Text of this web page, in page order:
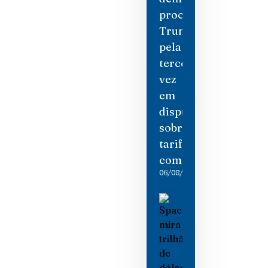
processam
Trump
pela
terceira
vez
em
disputa
sobre
tarifas
comerciais
06/08/2026